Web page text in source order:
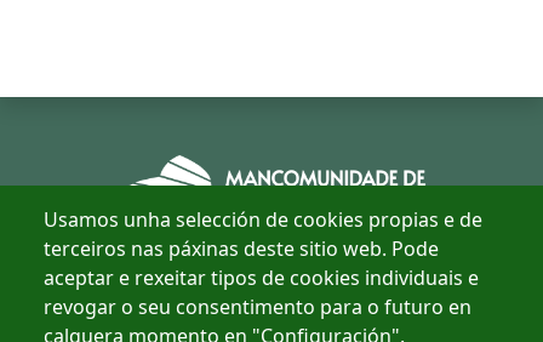
Usamos unha selección de cookies propias e de
terceiros nas páxinas deste sitio web. Pode
aceptar e rexeitar tipos de cookies individuais e
revogar o seu consentimento para o futuro en
calquera momento en "Configuración".
Concellos